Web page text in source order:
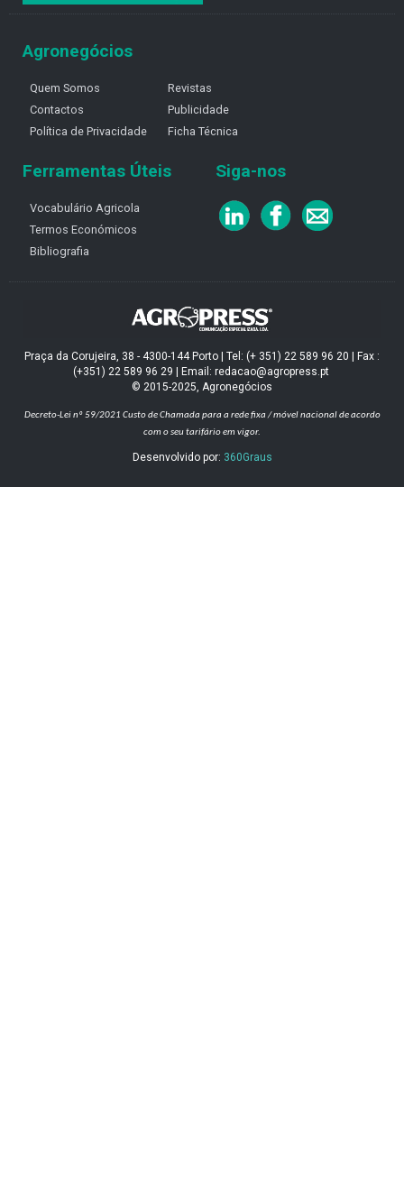
Agronegócios
Quem Somos
Contactos
Política de Privacidade
Revistas
Publicidade
Ficha Técnica
Ferramentas Úteis
Vocabulário Agricola
Termos Económicos
Bibliografia
Siga-nos
Praça da Corujeira, 38 - 4300-144 Porto | Tel: (+ 351) 22 589 96 20 | Fax :
(+351) 22 589 96 29 | Email: redacao@agropress.pt
© 2015-2025, Agronegócios
Decreto-Lei nº 59/2021 Custo de Chamada para a rede fixa / móvel nacional de acordo
com o seu tarifário em vigor.
Desenvolvido por: 360Graus